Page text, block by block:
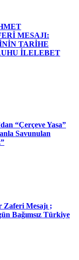
MESAJI:
TARİHE
İLELEBET
“Çerçeve Yasa”
Savunulan
Mesajı ;
Bağımsız Türkiye